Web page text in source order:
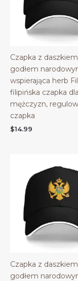
Czapka z
godłem
wspierająca herb
filipińska czapka
mężczyzn,
czapka
$14.99
Czapka z
godłem